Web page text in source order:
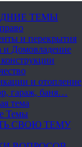
ТЕМЫ
и перекрытия
и Домовладение
и отопление
гараж, баня…
тема
Темы
СВОЮ ТЕМУ